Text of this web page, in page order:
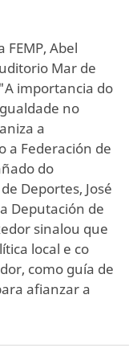
Abel
Mar de
importancia do
no
a
a Federación de
do
Deportes, José
Deputación de
sinalou que
local e co
como guía de
afianzar a